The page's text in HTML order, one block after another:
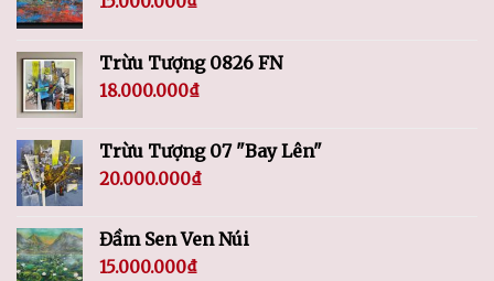
Trừu Tượng 0826 FN
18.000.000₫
Trừu Tượng 07 "Bay Lên"
20.000.000₫
Đầm Sen Ven Núi
15.000.000₫